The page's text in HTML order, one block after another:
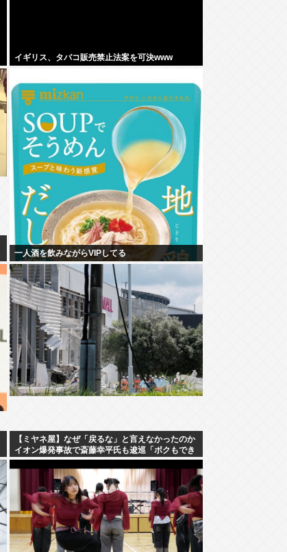
イギリス、タバコ販売禁止法案を可決www
一人酒を飲みながらVIPしてる
【ミヤネ屋】なぜ「戻るな」と言えなかったのか
イオン爆発事故で斎藤幸平氏も逡巡「ボクもでき
なかっただろうなあ」